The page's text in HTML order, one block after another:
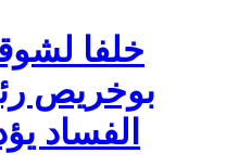
خلفا
بوخريص
الفساد